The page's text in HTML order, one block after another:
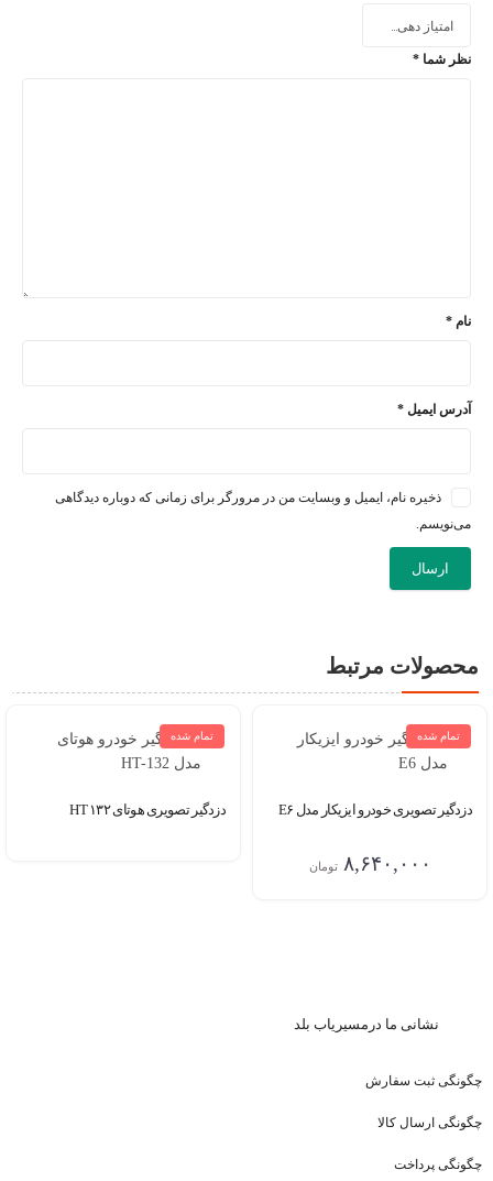
نظر شما *
نام *
آدرس ایمیل *
ذخیره نام، ایمیل و وبسایت من در مرورگر برای زمانی که دوباره دیدگاهی
می‌نویسم.
محصولات مرتبط
تمام شده
دزدگیر تصویری خودرو ایزیکار مدل E۶
۸,۶۴۰,۰۰۰ تومان
تمام شده
دزدگیر تصویری هوتای HT ۱۳۲
نشانی ما درمسیریاب بلد
چگونگی ثبت سفارش
چگونگی ارسال کالا
چگونگی پرداخت